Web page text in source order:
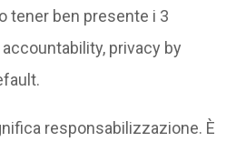
tener ben presente i 3
privacy by
responsabilizzazione. È